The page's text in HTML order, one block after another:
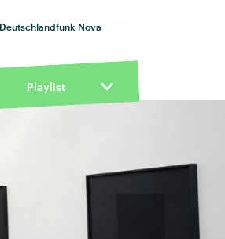
Deutschlandfunk Nova
Playlist